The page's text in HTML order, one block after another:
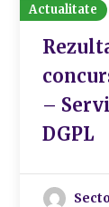
Actualitate
–
DGPL